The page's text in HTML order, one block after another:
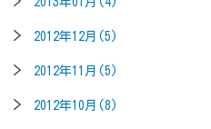
2012年12月(5)
2012年11月(5)
2012年10月(8)